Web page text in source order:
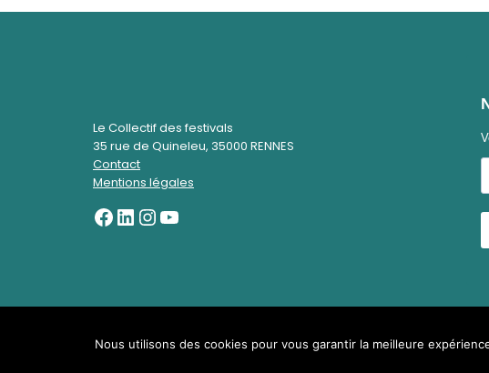
Le Collectif des festivals
35 rue de Quineleu, 35000 RENNES
Contact
Mentions légales
WordPress
Nous utilisons des cookies pour vous garantir la meilleure